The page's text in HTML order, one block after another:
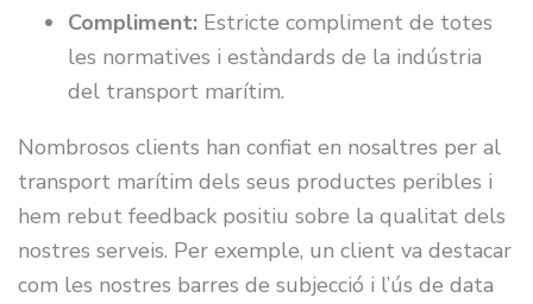
Compliment: Estricte compliment de totes
les normatives i estàndards de la indústria
del transport marítim.
Nombrosos clients han confiat en nosaltres per al
transport marítim dels seus productes peribles i
hem rebut feedback positiu sobre la qualitat dels
nostres serveis. Per exemple, un client va destacar
com les nostres barres de subjecció i l’ús de data